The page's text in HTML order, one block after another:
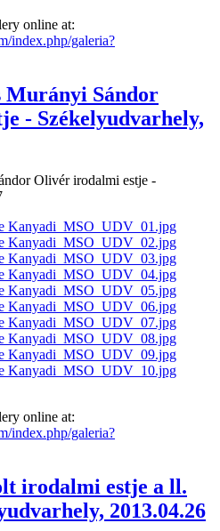
online at:
index.php/galeria?
Murányi Sándor
- Székelyudvarhely,
Olivér irodalmi estje -
online at:
index.php/galeria?
irodalmi estje a ll.
2013.04.26